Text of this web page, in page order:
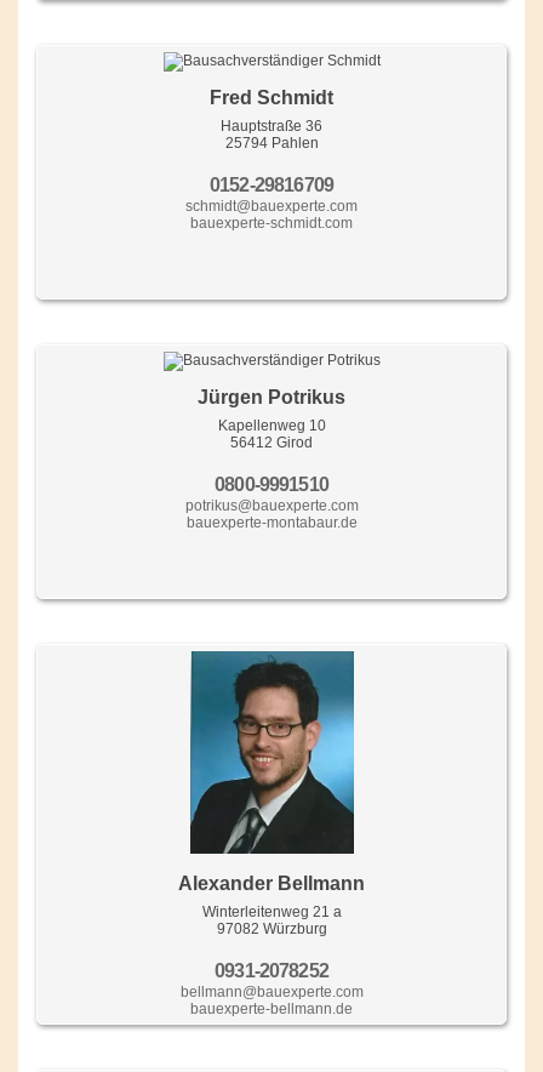
Fred Schmidt
Hauptstraße 36
25794 Pahlen
0152-29816709
schmidt@bauexperte.com
bauexperte-schmidt.com
Jürgen Potrikus
Kapellenweg 10
56412 Girod
0800-9991510
potrikus@bauexperte.com
bauexperte-montabaur.de
Alexander Bellmann
Winterleitenweg 21 a
97082 Würzburg
0931-2078252
bellmann@bauexperte.com
bauexperte-bellmann.de